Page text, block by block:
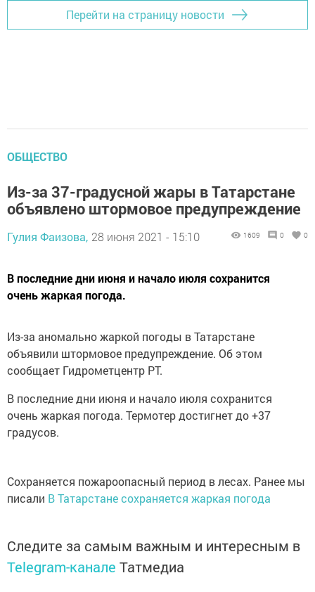
Перейти на страницу новости
ОБЩЕСТВО
Из-за 37-градусной жары в Татарстане
объявлено штормовое предупреждение
Гулия Фаизова, 28 июня 2021 - 15:10 1609 0 0
В последние дни июня и начало июля сохранится
очень жаркая погода.
Из-за аномально жаркой погоды в Татарстане
объявили штормовое предупреждение. Об этом
сообщает Гидрометцентр РТ.
В последние дни июня и начало июля сохранится
очень жаркая погода. Термотер достигнет до +37
градусов.
Сохраняется пожароопасный период в лесах. Ранее мы
писали В Татарстане сохраняется жаркая погода
Следите за самым важным и интересным в
Telegram-канале Татмедиа